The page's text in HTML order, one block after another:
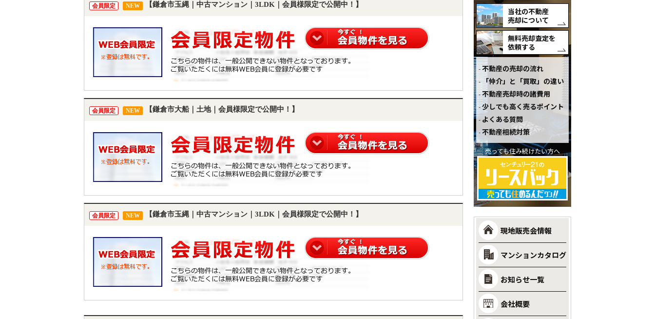
会員限定 NEW 【鎌倉市玉縄｜中古マンション｜3LDK｜会員様限定で公開中！】
会員限定 NEW 【鎌倉市大船｜土地｜会員様限定で公開中！】
会員限定 NEW 【鎌倉市玉縄｜中古マンション｜3LDK｜会員様限定で公開中！】
当社の不動産
売却について
無料売却査定を
依頼する
不動産の売却の流れ
「仲介」と「買取」の違い
不動産売却時の諸費用
少しでも高く売るポイント
よくある質問
不動産相続対策
売っても住み続けたい方へ
現地販売会情報
マンションカタログ
お知らせ一覧
会社概要